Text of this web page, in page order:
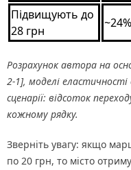
Підвищують до
28 грн
~24%
Розрахунок автора на
2-1], моделі еластичності
сценарії: відсоток
кожному рядку.
Зверніть увагу: якщо
по 20 грн, то місто